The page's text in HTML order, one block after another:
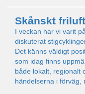
Skånskt
I veckan har vi varit
diskuterat
Det känns väldigt
som idag finns
både lokalt, regionalt
händelserna i